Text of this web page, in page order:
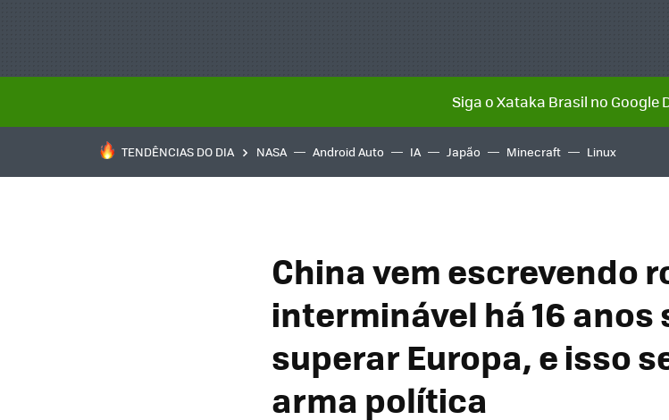
Siga o Xataka Brasil no Google
TENDÊNCIAS DO DIA NASA Android Auto IA Japão Minecraft Linux
China vem escrevendo
interminável há 16 anos
superar Europa, e isso
arma política